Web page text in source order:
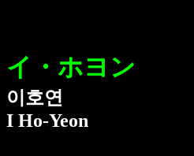
イ・ホヨン
이호연
I Ho-Yeon